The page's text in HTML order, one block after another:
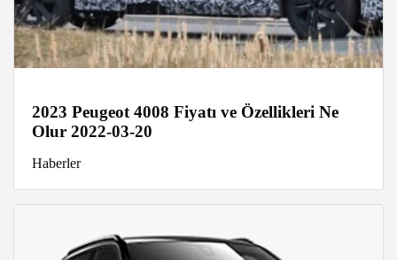
2023 Peugeot 4008 Fiyatı ve Özellikleri Ne
Olur 2022-03-20
Haberler